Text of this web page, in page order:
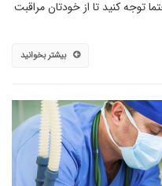
توجه کنید تا از خودتان مراقبت
بیشتر بخوانید